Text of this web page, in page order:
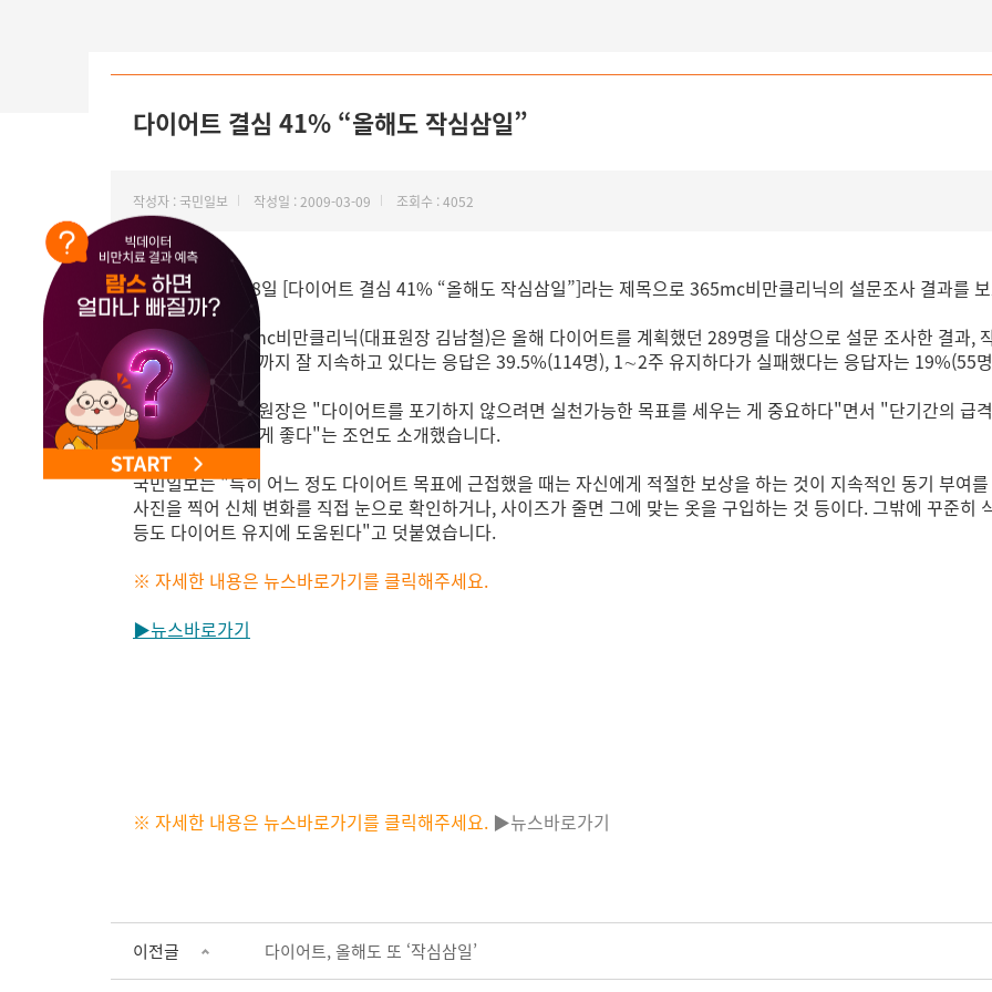
다이어트 결심 41% “올해도 작심삼일”
작성자 : 국민일보 작성일 : 2009-03-09 조회수 : 4052
국민일보는 3월 8일 [다이어트 결심 41% “올해도 작심삼일”]라는 제목으로 365mc비만클리닉의 설문조사 결과를
국민일보는 365mc비만클리닉(대표원장 김남철)은 올해 다이어트를 계획했던 289명을 대상으로 설문 조사한 결과,
많았고 반면 현재까지 잘 지속하고 있다는 응답은 39.5%(114명), 1∼2주 유지하다가 실패했다는 응답자는 19%(55
또한 김하진 수석원장은 "다이어트를 포기하지 않으려면 실천가능한 목표를 세우는 게 중요하다"면서 "단기간의 급
적으로 접근하는 게 좋다"는 조언도 소개했습니다.
국민일보는 "특히 어느 정도 다이어트 목표에 근접했을 때는 자신에게 적절한 보상을 하는 것이 지속적인 동기 부여
사진을 찍어 신체 변화를 직접 눈으로 확인하거나, 사이즈가 줄면 그에 맞는 옷을 구입하는 것 등이다. 그밖에 꾸준히
등도 다이어트 유지에 도움된다"고 덧붙였습니다.
※ 자세한 내용은 뉴스바로가기를 클릭해주세요.
▶뉴스바로가기
※ 자세한 내용은 뉴스바로가기를 클릭해주세요. ▶뉴스바로가기
이전글 다이어트, 올해도 또 ‘작심삼일’